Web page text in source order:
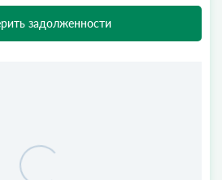
задолженности